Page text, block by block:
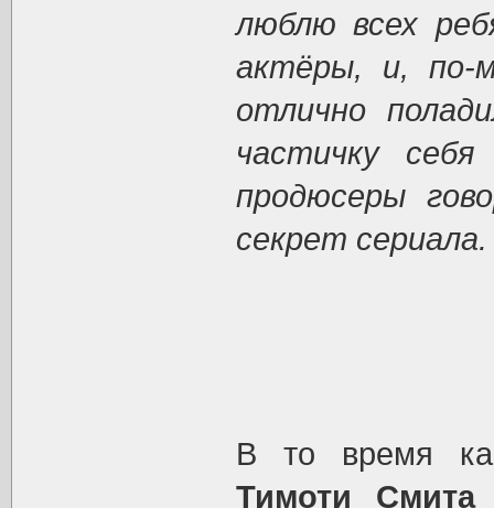
люблю всех
актёры, и, по-
отлично
частичку
продюсеры
секрет
В то время
Тимоти Смита